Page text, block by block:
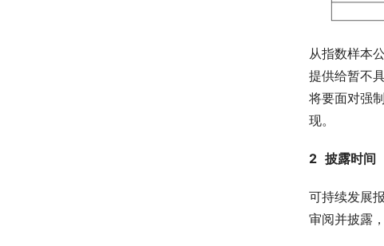
从指数样本
提供给暂不
将要面对强
现。
2 披露时间
可持续发展
审阅并披露